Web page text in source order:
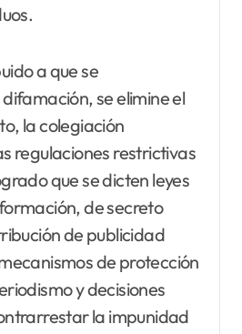
a que se
se elimine el
la colegiación
regulaciones restrictivas
que se dicten leyes
de secreto
de publicidad
de protección
y decisiones
la impunidad